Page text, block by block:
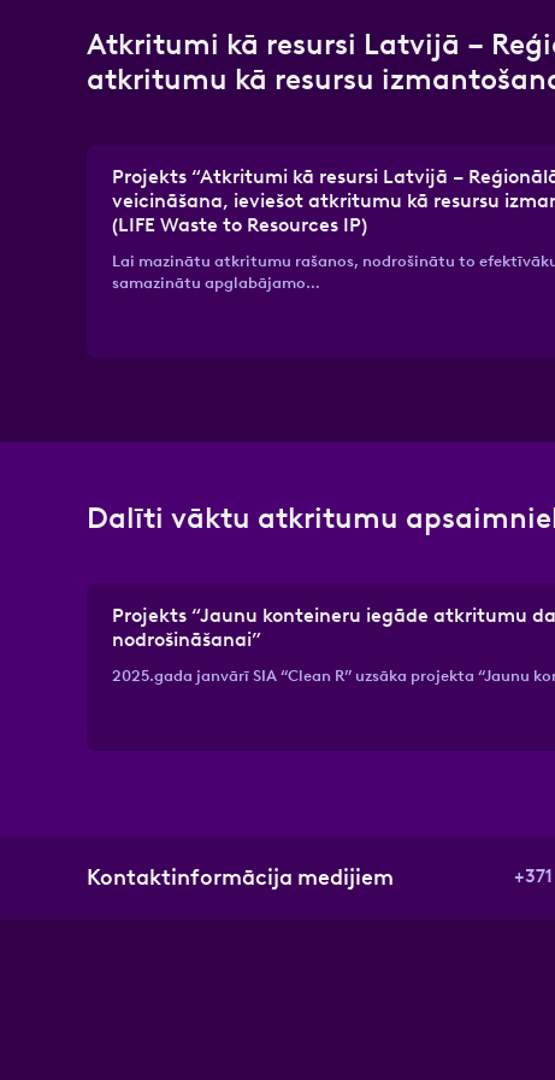
Atkritumi kā resursi Latvijā –
atkritumu kā resursu
Projekts “Atkritumi kā resursi Latvijā –
veicināšana, ieviešot atkritumu kā resursu
(LIFE Waste to Resources IP)
Lai mazinātu atkritumu rašanos, nodrošinātu to
samazinātu apglabājamo…
Dalīti vāktu atkritumu
Projekts “Jaunu konteineru iegāde atkritumu
nodrošināšanai”
2025.gada janvārī SIA “Clean R” uzsāka projekta “Jaunu
Kontaktinformācija medijiem